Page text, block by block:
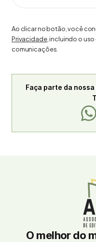
Ao clicar no botão, você
Privacidade, incluindo o
comunicações.
Faça parte da
O melhor do